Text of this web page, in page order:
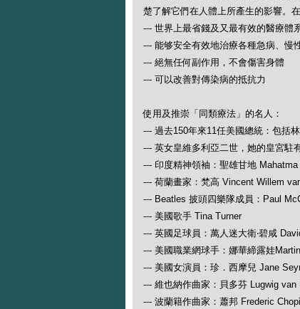
楚了解它們在人體上所產生的影響。
--- 世界上最省錢及又最有效的醫療體
--- 能够安全有效地治療各種急病、慢
--- 絕無任何副作用，不會傷害身體
--- 可以改善對傳染病的抵抗力
使用及推崇「同類療法」的名人：
--- 過去150年來11任美國總統：包括
--- 英女皇維多利亞二世，她的皇宮駐
--- 印度精神領袖：聖雄甘地 Mahatma
--- 荷蘭畫家：梵高 Vincent Willem
--- Beatles 披頭四樂隊成員：Paul
--- 美國歌手 Tina Turner
--- 英國足球員：萬人迷大衛‧碧咸
--- 美國職業網球手：娜華締露娃
--- 美國女演員：珍．西摩兒 Jane
--- 維也納作曲家：貝多芬 Lugwig van
--- 波蘭籍作曲家：蕭邦 Frederic